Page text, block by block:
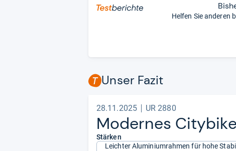
Helfen Sie anderen
Unser Fazit
28.11.2025 UR 2880
Moder­nes
Stärken
Leichter Aluminiumrahmen für hohe